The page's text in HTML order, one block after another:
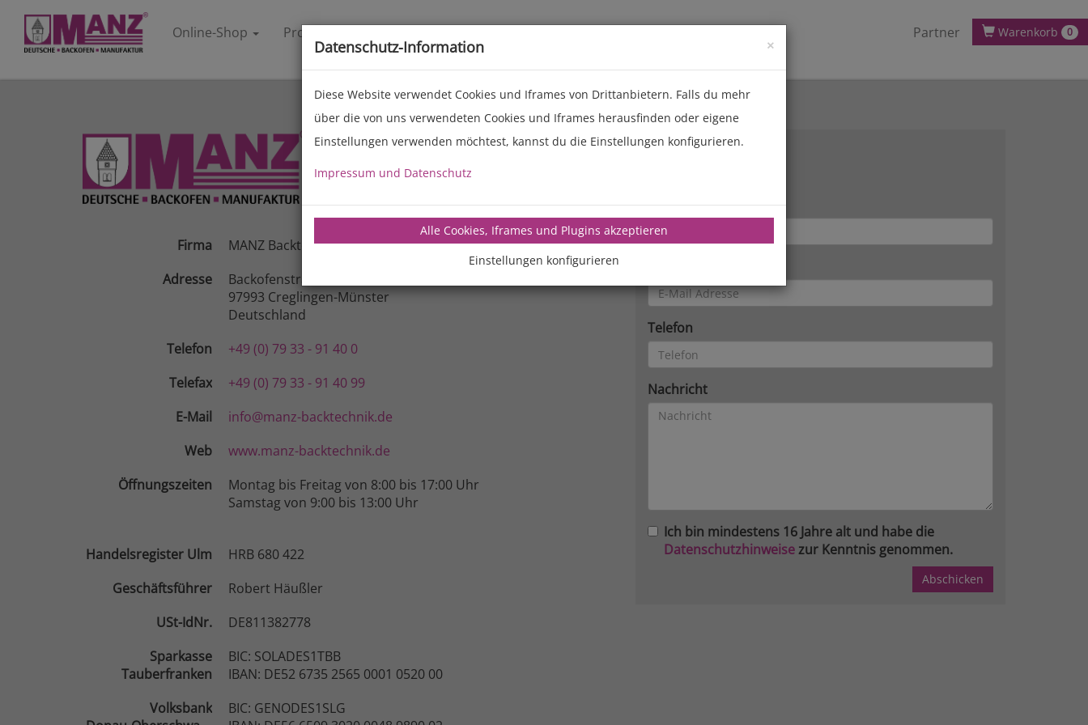
Online-Shop Produkte Partner Warenkorb 0
Firma
MANZ Backtechnik GmbH
Adresse
Backofenstraße 1-3
97993 Creglingen-Münster
Deutschland
Telefon
+49 (0) 79 33 - 91 40 0
Telefax
+49 (0) 79 33 - 91 40 99
E-Mail
info@manz-backtechnik.de
Web
www.manz-backtechnik.de
Öffnungszeiten
Montag bis Freitag von 8:00 bis 17:00 Uhr
Samstag von 9:00 bis 13:00 Uhr
Handelsregister Ulm
HRB 680 422
Geschäftsführer
Robert Häußler
USt-IdNr.
DE811382778
Sparkasse
Tauberfranken
BIC: SOLADES1TBB
IBAN: DE52 6735 2565 0001 0520 00
Volksbank
BIC: GENODES1SLG
Kontakt
Name
Telefon
Nachricht
Ich bin mindestens 16 Jahre alt und habe die
Datenschutzhinweisezur Kenntnis genommen.
×
Datenschutz-Information
Diese Website verwendet Cookies und Iframes von Drittanbietern. Falls du mehr
über die von uns verwendeten Cookies und Iframes herausfinden oder eigene
Einstellungen verwenden möchtest, kannst du die Einstellungen konfigurieren.
Impressum und Datenschutz
Alle Cookies, Iframes und Plugins akzeptieren
Einstellungen konfigurieren